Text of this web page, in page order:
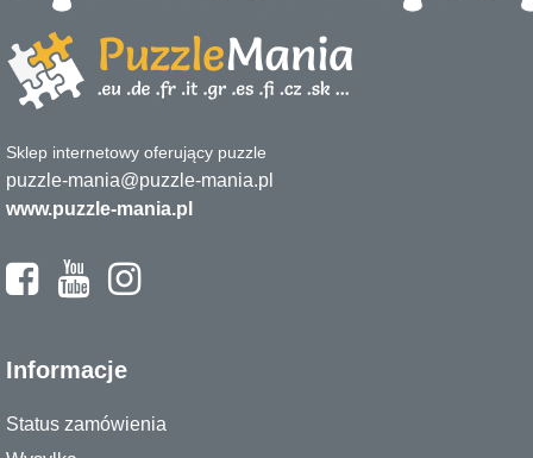
Sklep internetowy oferujący puzzle
puzzle-mania@puzzle-mania.pl
www.puzzle-mania.pl
Informacje
Status zamówienia